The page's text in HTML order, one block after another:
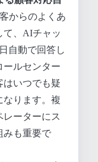
からのよくあ
て、AIチャッ
自動で回答し
ールセンター
はいつでも疑
なります。複
ーターにス
みも重要で